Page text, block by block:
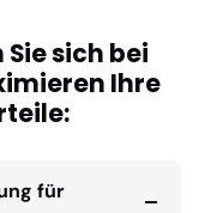
sich bei
Ihre
für